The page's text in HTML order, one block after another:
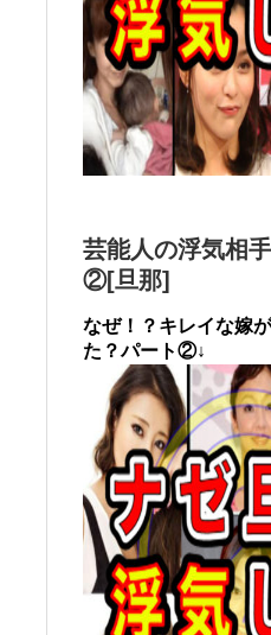
芸能人の浮気相
②[旦那]
なぜ！？キレイな嫁
た？パート②↓